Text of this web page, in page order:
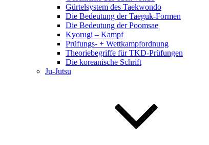
Gürtelsystem des Taekwondo
Die Bedeutung der Taeguk-Formen
Die Bedeutung der Poomsae
Kyorugi – Kampf
Prüfungs- + Wettkampfordnung
Theoriebegriffe für TKD-Prüfungen
Die koreanische Schrift
Ju-Jutsu